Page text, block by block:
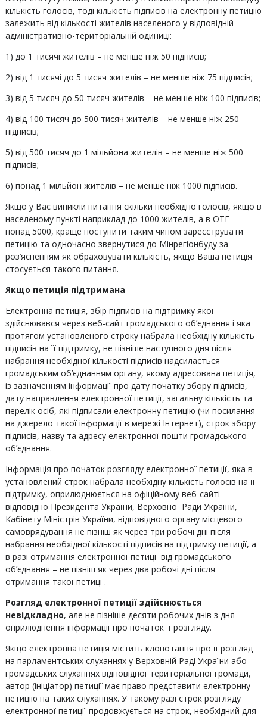
кількість голосів, тоді кількість підписів на електронну петицію
залежить від кількості жителів населеного у відповідній
адміністративно-територіальній одиниці:
1) до 1 тисячі жителів – не менше ніж 50 підписів;
2) від 1 тисячі до 5 тисяч жителів – не менше ніж 75 підписів;
3) від 5 тисяч до 50 тисяч жителів – не менше ніж 100 підписів;
4) від 100 тисяч до 500 тисяч жителів – не менше ніж 250
підписів;
5) від 500 тисяч до 1 мільйона жителів – не менше ніж 500
підписів;
6) понад 1 мільйон жителів – не менше ніж 1000 підписів.
Якщо у Вас виникли питання скільки необхідно голосів, якщо в
населеному пункті наприклад до 1000 жителів, а в ОТГ –
понад 5000, краще поступити таким чином зареєструвати
петицію та одночасно звернутися до Мінрегіонбуду за
роз’ясненням як обраховувати кількість, якщо Ваша петиція
стосується такого питання.
Якщо петиція підтримана
Електронна петиція, збір підписів на підтримку якої
здійснювався через веб-сайт громадського об’єднання і яка
протягом установленого строку набрала необхідну кількість
підписів на її підтримку, не пізніше наступного дня після
набрання необхідної кількості підписів надсилається
громадським об’єднанням органу, якому адресована петиція,
із зазначенням інформації про дату початку збору підписів,
дату направлення електронної петиції, загальну кількість та
перелік осіб, які підписали електронну петицію (чи посилання
на джерело такої інформації в мережі Інтернет), строк збору
підписів, назву та адресу електронної пошти громадського
об’єднання.
Інформація про початок розгляду електронної петиції, яка в
установлений строк набрала необхідну кількість голосів на її
підтримку, оприлюднюється на офіційному веб-сайті
відповідно Президента України, Верховної Ради України,
Кабінету Міністрів України, відповідного органу місцевого
самоврядування не пізніш як через три робочі дні після
набрання необхідної кількості підписів на підтримку петиції, а
в разі отримання електронної петиції від громадського
об’єднання – не пізніш як через два робочі дні після
отримання такої петиції.
Розгляд електронної петиції здійснюється
невідкладно, але не пізніше десяти робочих днів з дня
оприлюднення інформації про початок її розгляду.
Якщо електронна петиція містить клопотання про її розгляд
на парламентських слуханнях у Верховній Раді України або
громадських слуханнях відповідної територіальної громади,
автор (ініціатор) петиції має право представити електронну
петицію на таких слуханнях. У такому разі строк розгляду
електронної петиції продовжується на строк, необхідний для